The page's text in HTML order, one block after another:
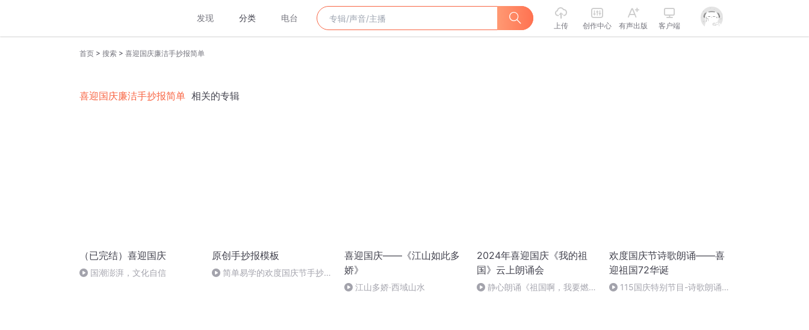
发现 分类 电台
上传 创作中心 有声出版 客户端
首页 > 搜索 > 喜迎国庆廉洁手抄报简单
喜迎国庆廉洁手抄报简单 相关的专辑
（已完结）喜迎国庆
国潮澎湃，文化自信
原创手抄报模板
简单易学的欢度国庆节手抄报
喜迎国庆——《江山如此多
娇》
江山多娇·西域山水
2024年喜迎国庆《我的祖
国》云上朗诵会
静心朗诵《祖国啊，我要燃
欢度国庆节诗歌朗诵——喜
迎祖国72华诞
115国庆特别节目-诗歌朗诵-